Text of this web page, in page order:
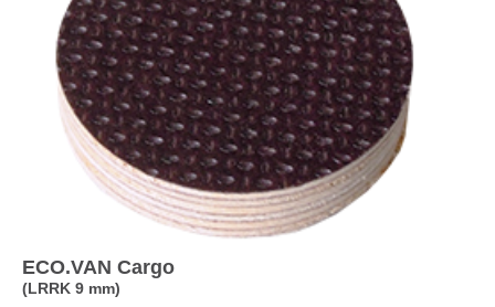
ECO.VAN Cargo
(LRRK 9 mm)